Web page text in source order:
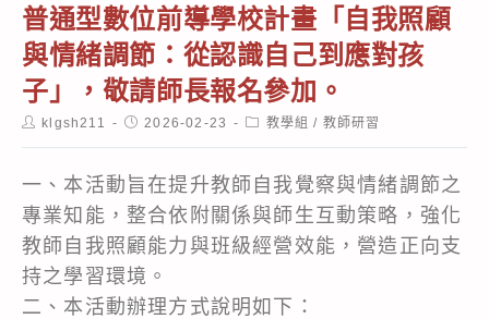
普通型數位前導學校計畫「自我照顧
與情緒調節：從認識自己到應對孩
子」，敬請師長報名參加。
Postklgsh211
Post2026-02-23
Post教學組 / 教師研習
一、本活動旨在提升教師自我覺察與情緒調節之
專業知能，整合依附關係與師生互動策略，強化
教師自我照顧能力與班級經營效能，營造正向支
持之學習環境。
二、本活動辦理方式說明如下：